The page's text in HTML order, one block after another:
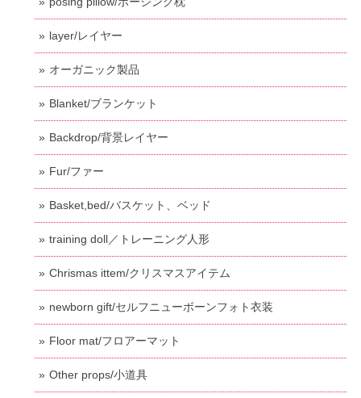
layer/レイヤー
オーガニック製品
Blanket/ブランケット
Backdrop/背景レイヤー
Fur/ファー
Basket,bed/バスケット、ベッド
training doll／トレーニング人形
Chrismas ittem/クリスマスアイテム
newborn gift/セルフニューボーンフォト衣装
Floor mat/フロアーマット
Other props/小道具